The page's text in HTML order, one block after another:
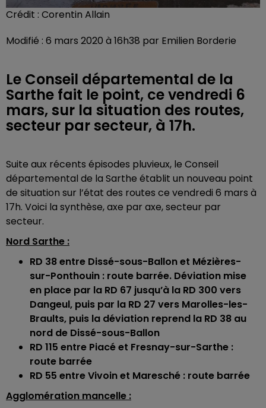
Crédit : Corentin Allain
Modifié : 6 mars 2020 à 16h38 par Emilien Borderie
Le Conseil départemental de la
Sarthe fait le point, ce vendredi 6
mars, sur la situation des routes,
secteur par secteur, à 17h.
Suite aux récents épisodes pluvieux, le Conseil
départemental de la Sarthe établit un nouveau point
de situation sur l’état des routes ce vendredi 6 mars à
17h. Voici la synthèse, axe par axe, secteur par
secteur.
Nord Sarthe :
RD 38 entre Dissé-sous-Ballon et Mézières-
sur-Ponthouin : route barrée. Déviation mise
en place par la RD 67 jusqu’à la RD 300 vers
Dangeul, puis par la RD 27 vers Marolles-les-
Braults, puis la déviation reprend la RD 38 au
nord de Dissé-sous-Ballon
RD 115 entre Piacé et Fresnay-sur-Sarthe :
route barrée
RD 55 entre Vivoin et Maresché : route barrée
Agglomération mancelle :